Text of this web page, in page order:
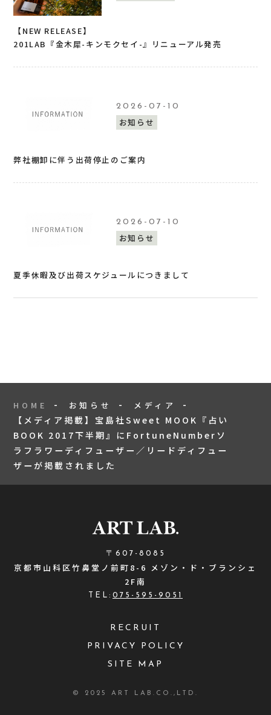
【NEW RELEASE】
201LAB『金木犀-キンモクセイ-』リニューアル発売
2026-07-10
お知らせ
弊社棚卸に伴う出荷停止のご案内
2026-07-10
お知らせ
夏季休暇及び出荷スケジュールにつきまして
HOME お知らせ メディア
【メディア掲載】宝島社Sweet MOOK『占い
BOOK 2017下半期』にFortuneNumberソ
ラフラワーディフューザー／リードディフュー
ザーが掲載されました
〒607-8085
京都市山科区竹鼻堂ノ前町8-6 メゾン・ド・ブランシェ
2F南
TEL: 075-595-9051
RECRUIT
PRIVACY POLICY
SITE MAP
© 2025 ART LAB.CO.,LTD.